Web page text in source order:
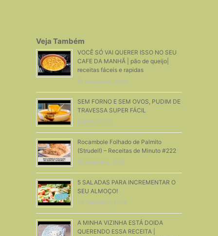
Veja Também
VOCÊ SÓ VAI QUERER ISSO NO SEU
CAFE DA MANHÃ | pão de queijo|
receitas fáceis e rapidas
15 Dezembro, 2022
SEM FORNO E SEM OVOS, PUDIM DE
TRAVESSA SUPER FÁCIL
9 Maio, 2020
Rocambole Folhado de Palmito
(Strudel!) – Receitas de Minuto #222
14 Setembro, 2015
5 SALADAS PARA INCREMENTAR O
SEU ALMOÇO!
28 Setembro, 2022
A MINHA VIZINHA ESTÁ DOIDA
QUERENDO ESSA RECEITA |